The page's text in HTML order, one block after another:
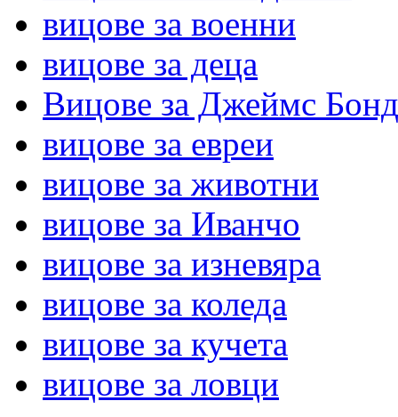
вицове за военни
вицове за деца
Вицове за Джеймс Бонд
вицове за евреи
вицове за животни
вицове за Иванчо
вицове за изневяра
вицове за коледа
вицове за кучета
вицове за ловци